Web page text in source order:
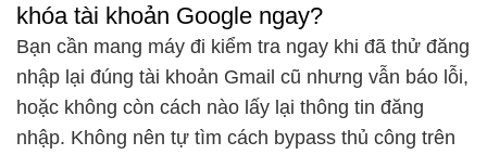
khóa tài khoản Google ngay?
Bạn cần mang máy đi kiểm tra ngay khi đã thử đăng
nhập lại đúng tài khoản Gmail cũ nhưng vẫn báo lỗi,
hoặc không còn cách nào lấy lại thông tin đăng
nhập. Không nên tự tìm cách bypass thủ công trên